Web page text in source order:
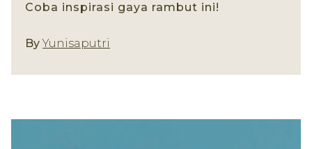
Coba inspirasi gaya rambut ini!
By Yunisaputri